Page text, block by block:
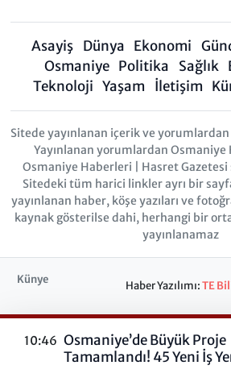
Asayiş Dünya Ekonomi
Osmaniye Politika Sağlık
Teknoloji Yaşam İletişim
Sitede yayınlanan içerik ve
Yayınlanan yorumlardan Osmaniye
Osmaniye Haberleri | Hasret
Sitedeki tüm harici linkler ayrı bir
yayınlanan haber, köşe yazıları ve
kaynak gösterilse dahi, herhangi bir
yayınlanamaz
Künye Haber Yazılımı:TE
10:46 Osmaniye’de Büyük Proje
Tamamlandı! 45 Yeni İş